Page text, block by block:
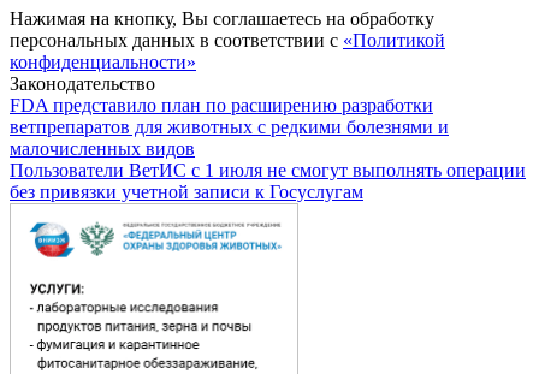
Нажимая на кнопку, Вы соглашаетесь на обработку
персональных данных в соответствии с «Политикой
конфиденциальности»
Законодательство
FDA представило план по расширению разработки
ветпрепаратов для животных с редкими болезнями и
малочисленных видов
Пользователи ВетИС с 1 июля не смогут выполнять операции
без привязки учетной записи к Госуслугам